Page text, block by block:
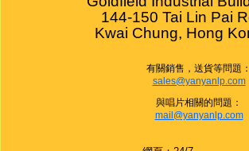
144-150 Tai Lin Pai
Kwai Chung, Hong
有關銷售，送貨等問題：
sales@yanyanlp.com
與唱片相關的問題：
mail@yanyanlp.com